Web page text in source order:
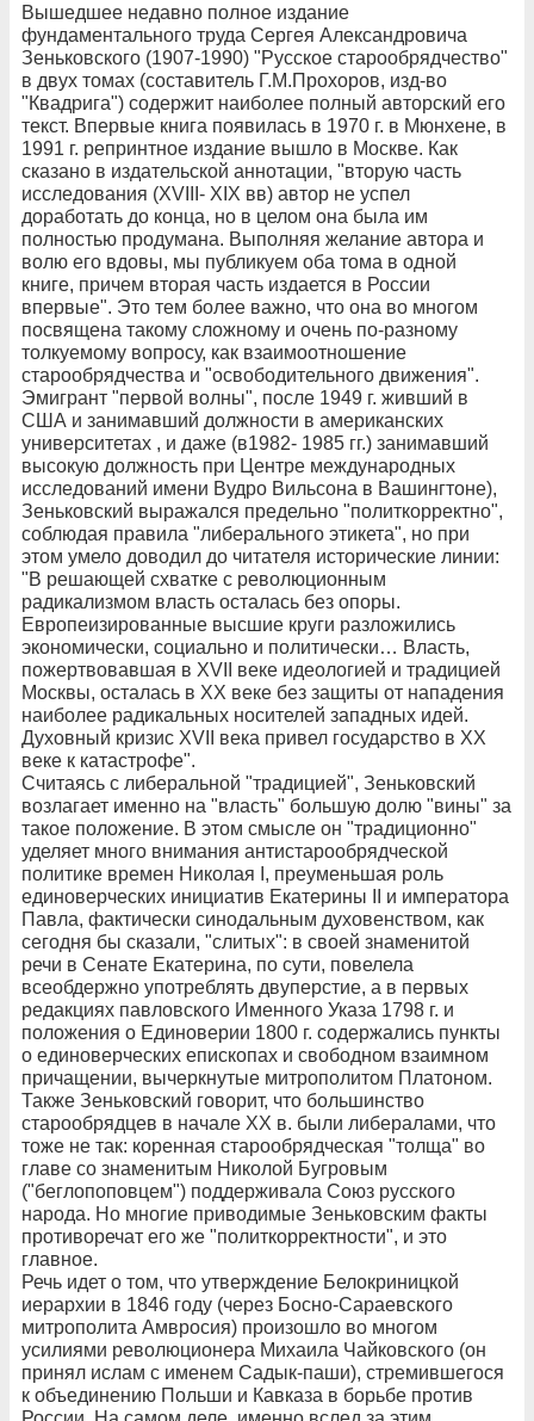
Вышедшее недавно полное издание
фундаментального труда Сергея Александровича
Зеньковского (1907-1990) "Русское старообрядчество"
в двух томах (составитель Г.М.Прохоров, изд-во
"Квадрига") содержит наиболее полный авторский его
текст. Впервые книга появилась в 1970 г. в Мюнхене, в
1991 г. репринтное издание вышло в Москве. Как
сказано в издательской аннотации, "вторую часть
исследования (XVIII- XIX вв) автор не успел
доработать до конца, но в целом она была им
полностью продумана. Выполняя желание автора и
волю его вдовы, мы публикуем оба тома в одной
книге, причем вторая часть издается в России
впервые". Это тем более важно, что она во многом
посвящена такому сложному и очень по-разному
толкуемому вопросу, как взаимоотношение
старообрядчества и "освободительного движения".
Эмигрант "первой волны", после 1949 г. живший в
США и занимавший должности в американских
университетах , и даже (в1982- 1985 гг.) занимавший
высокую должность при Центре международных
исследований имени Вудро Вильсона в Вашингтоне),
Зеньковский выражался предельно "политкорректно",
соблюдая правила "либерального этикета", но при
этом умело доводил до читателя исторические линии:
"В решающей схватке с революционным
радикализмом власть осталась без опоры.
Европеизированные высшие круги разложились
экономически, социально и политически… Власть,
пожертвовавшая в XVII веке идеологией и традицией
Москвы, осталась в ХХ веке без защиты от нападения
наиболее радикальных носителей западных идей.
Духовный кризис XVII века привел государство в ХХ
веке к катастрофе".
Считаясь с либеральной "традицией", Зеньковский
возлагает именно на "власть" большую долю "вины" за
такое положение. В этом смысле он "традиционно"
уделяет много внимания антистарообрядческой
политике времен Николая I, преуменьшая роль
единоверческих инициатив Екатерины II и императора
Павла, фактически синодальным духовенством, как
сегодня бы сказали, "слитых": в своей знаменитой
речи в Сенате Екатерина, по сути, повелела
всеобдержно употреблять двуперстие, а в первых
редакциях павловского Именного Указа 1798 г. и
положения о Единоверии 1800 г. содержались пункты
о единоверческих епископах и свободном взаимном
причащении, вычеркнутые митрополитом Платоном.
Также Зеньковский говорит, что большинство
старообрядцев в начале ХХ в. были либералами, что
тоже не так: коренная старообрядческая "толща" во
главе со знаменитым Николой Бугровым
("беглопоповцем") поддерживала Союз русского
народа. Но многие приводимые Зеньковским факты
противоречат его же "политкорректности", и это
главное.
Речь идет о том, что утверждение Белокриницкой
иерархии в 1846 году (через Босно-Сараевского
митрополита Амвросия) произошло во многом
усилиями революционера Михаила Чайковского (он
принял ислам с именем Садык-паши), стремившегося
к объединению Польши и Кавказа в борьбе против